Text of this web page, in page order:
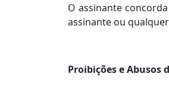
O assinante
assinante ou
Proibições e Abusos